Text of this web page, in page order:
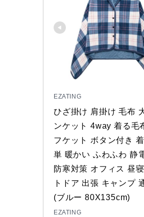
EZATING
ひざ掛け 肩掛け 毛布
ンケット 4way 着る毛
フケット ボタン付き
単 暖かい ふわふわ 静
防寒対策 オフィス 昼
トドア 出張 キャンプ
(ブルー 80X135cm)
EZATING